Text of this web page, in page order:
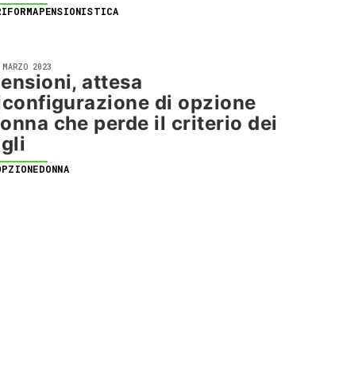
2023
attesa
di opzione
che perde il criterio dei